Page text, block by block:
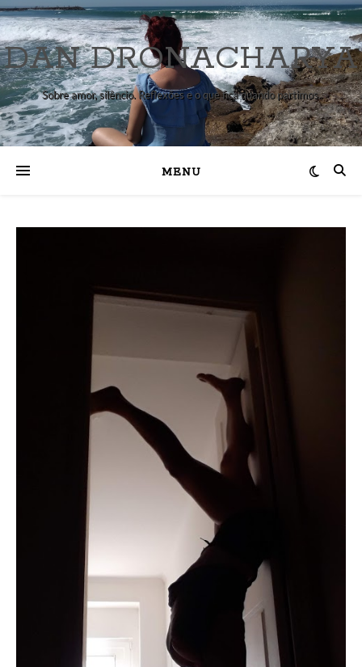
DAN DRONACHARYA
Sobre amor, silêncio. Reflexões e o que fica quando partimos.
MENU